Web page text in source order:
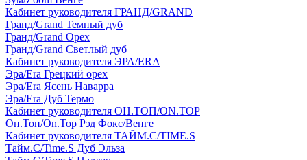
Кабинет руководителя ГРАНД/GRAND
Гранд/Grand Темный дуб
Гранд/Grand Орех
Гранд/Grand Светлый дуб
Кабинет руководителя ЭРА/ERA
Эра/Era Грецкий орех
Эра/Era Ясень Наварра
Эра/Era Дуб Термо
Кабинет руководителя ОН.ТОП/ON.TOP
Он.Топ/On.Top Рэд Фокс/Венге
Кабинет руководителя ТАЙМ.С/TIME.S
Тайм.С/Time.S Дуб Эльза